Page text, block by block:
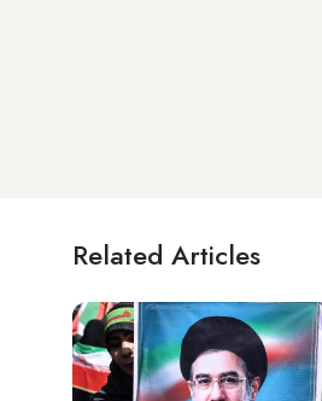
Related Articles